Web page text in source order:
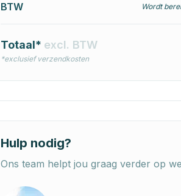
BTW
Wordt
Totaal* excl. BTW
*exclusief verzendkosten
Hulp nodig?
Ons team helpt jou graag verder op